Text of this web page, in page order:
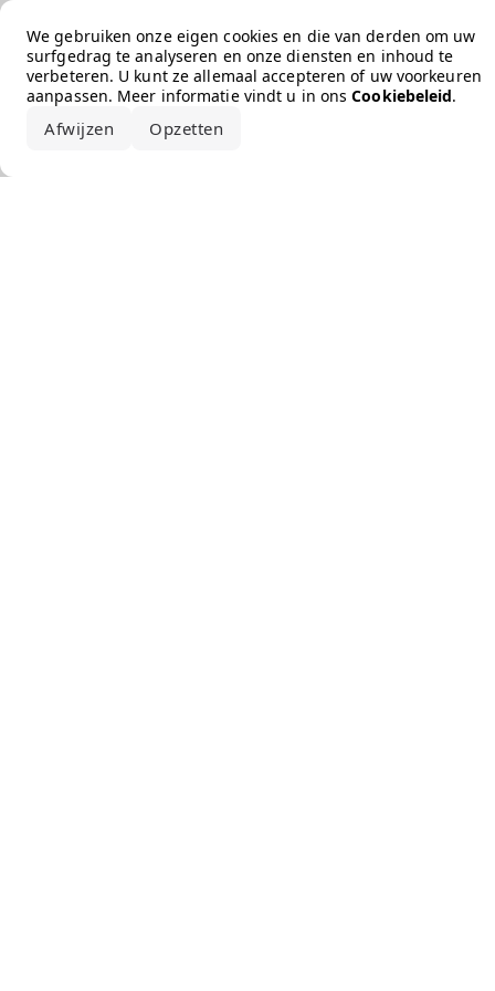
We gebruiken onze eigen cookies en die van derden om uw
surfgedrag te analyseren en onze diensten en inhoud te
verbeteren. U kunt ze allemaal accepteren of uw voorkeuren
aanpassen. Meer informatie vindt u in onsCookiebeleid.
Afwijzen Opzetten
Error loading the brand